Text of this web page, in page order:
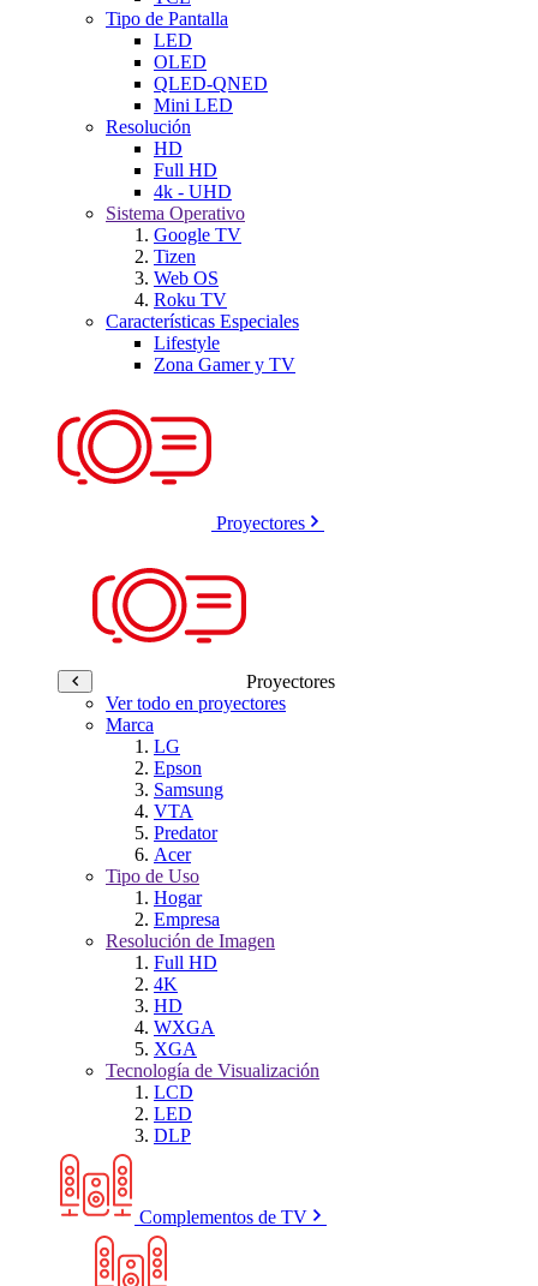
Tipo de Pantalla
LED
OLED
QLED-QNED
Mini LED
Resolución
HD
Full HD
4k - UHD
Sistema Operativo
Google TV
Tizen
Web OS
Roku TV
Características Especiales
Lifestyle
Zona Gamer y TV
Proyectores
Proyectores
Ver todo en proyectores
Marca
LG
Epson
Samsung
VTA
Predator
Acer
Tipo de Uso
Hogar
Empresa
Resolución de Imagen
Full HD
4K
HD
WXGA
XGA
Tecnología de Visualización
LCD
LED
DLP
Complementos de TV